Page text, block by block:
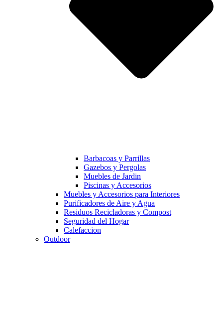
Barbacoas y Parrillas
Gazebos y Pergolas
Muebles de Jardin
Piscinas y Accesorios
Muebles y Accesorios para Interiores
Purificadores de Aire y Agua
Residuos Recicladoras y Compost
Seguridad del Hogar
Calefaccion
Outdoor